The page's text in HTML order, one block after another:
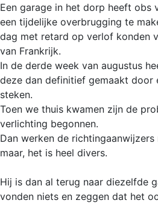
Een garage in het dorp heeft obs
een tijdelijke overbrugging te
dag met retard op verlof konden
van Frankrijk.
In de derde week van augustus
deze dan definitief gemaakt door
steken.
Toen we thuis kwamen zijn de
verlichting begonnen.
Dan werken de
maar, het is heel divers.
Hij is dan al terug naar diezelfde
vonden niets en zeggen dat het